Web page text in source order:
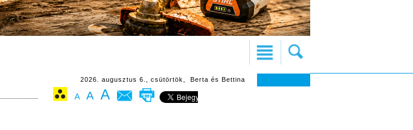
2026. augusztus 6., csütörtök, Berta és Bettina
A A A